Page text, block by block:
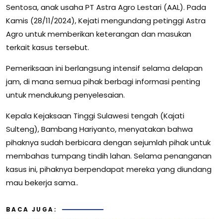
Sentosa, anak usaha PT Astra Agro Lestari (AAL). Pada
Kamis (28/11/2024), Kejati mengundang petinggi Astra
Agro untuk memberikan keterangan dan masukan
terkait kasus tersebut.
Pemeriksaan ini berlangsung intensif selama delapan
jam, di mana semua pihak berbagi informasi penting
untuk mendukung penyelesaian.
Kepala Kejaksaan Tinggi Sulawesi tengah (Kajati
Sulteng), Bambang Hariyanto, menyatakan bahwa
pihaknya sudah berbicara dengan sejumlah pihak untuk
membahas tumpang tindih lahan. Selama penanganan
kasus ini, pihaknya berpendapat mereka yang diundang
mau bekerja sama..
BACA JUGA: